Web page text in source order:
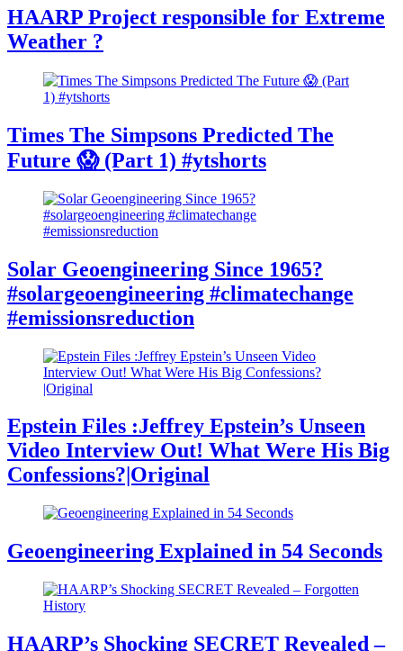
HAARP Project responsible for Extreme
Weather ?
Times The Simpsons Predicted The
Future 😱 (Part 1) #ytshorts
Solar Geoengineering Since 1965?
#solargeoengineering #climatechange
#emissionsreduction
Epstein Files :Jeffrey Epstein’s Unseen
Video Interview Out! What Were His Big
Confessions?|Original
Geoengineering Explained in 54 Seconds
HAARP’s Shocking SECRET Revealed –